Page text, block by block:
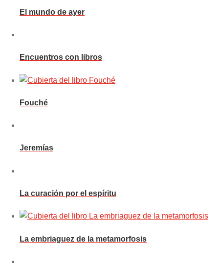
El mundo de ayer
Encuentros con libros
Fouché
Jeremías
La curación por el espíritu
La embriaguez de la metamorfosis